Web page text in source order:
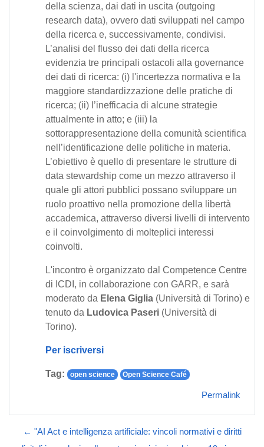
della scienza, dai dati in uscita (outgoing
research data), ovvero dati sviluppati nel campo
della ricerca e, successivamente, condivisi.
L’analisi del flusso dei dati della ricerca
evidenzia tre principali ostacoli alla governance
dei dati di ricerca: (i) l'incertezza normativa e la
maggiore standardizzazione delle pratiche di
ricerca; (ii) l’inefficacia di alcune strategie
attualmente in atto; e (iii) la
sottorappresentazione della comunità scientifica
nell’identificazione delle politiche in materia.
L’obiettivo è quello di presentare le strutture di
data stewardship come un mezzo attraverso il
quale gli attori pubblici possano sviluppare un
ruolo proattivo nella promozione della libertà
accademica, attraverso diversi livelli di intervento
e il coinvolgimento di molteplici interessi
coinvolti.
L'incontro è organizzato dal Competence Centre
di ICDI, in collaborazione con GARR, e sarà
moderato da Elena Giglia (Università di Torino) e
tenuto da Ludovica Paseri (Università di
Torino).
Per iscriversi
Tag: open science Open Science Café
Permalink
← "AI Act e intelligenza artificiale: vincoli normativi e diritti